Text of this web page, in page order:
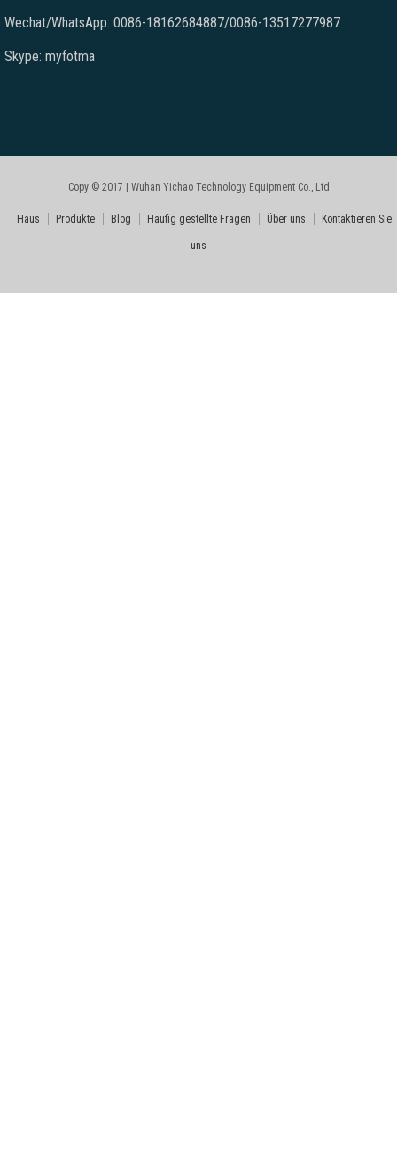
Wechat/WhatsApp: 0086-18162684887/0086-13517277987
Skype: myfotma
Copy © 2017 | Wuhan Yichao Technology Equipment Co., Ltd
Haus Produkte Blog Häufig gestellte Fragen Über uns Kontaktieren Sie
uns